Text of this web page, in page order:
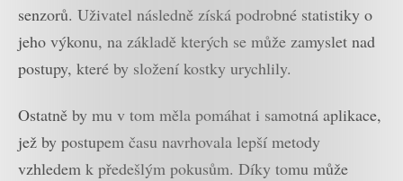
senzorů. Uživatel následně získá podrobné statistiky o
jeho výkonu, na základě kterých se může zamyslet nad
postupy, které by složení kostky urychlily.
Ostatně by mu v tom měla pomáhat i samotná aplikace,
jež by postupem času navrhovala lepší metody
vzhledem k předešlým pokusům. Díky tomu může